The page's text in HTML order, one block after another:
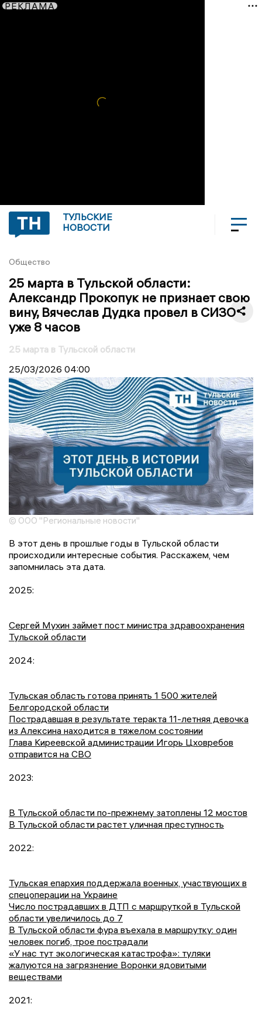
РЕКЛАМА
ТУЛЬСКИЕ
НОВОСТИ
Общество
25 марта в Тульской области:
Александр Прокопук не признает свою
вину, Вячеслав Дудка провел в СИЗО
уже 8 часов
25 марта в Тульской области
25/03/2026 04:00
© ООО "Региональные новости"
В этот день в прошлые годы в Тульской области
происходили интересные события. Расскажем, чем
запомнилась эта дата.
2025:
Сергей Мухин займет пост министра здравоохранения
Тульской области
2024:
Тульская область готова принять 1 500 жителей
Белгородской области
Пострадавшая в результате теракта 11-летняя девочка
из Алексина находится в тяжелом состоянии
Глава Киреевской администрации Игорь Цховребов
отправится на СВО
2023:
В Тульской области по-прежнему затоплены 12 мостов
В Тульской области растет уличная преступность
2022:
Тульская епархия поддержала военных, участвующих в
спецоперации на Украине
Число пострадавших в ДТП с маршруткой в Тульской
области увеличилось до 7
В Тульской области фура въехала в маршрутку: один
человек погиб, трое пострадали
«У нас тут экологическая катастрофа»: туляки
жалуются на загрязнение Воронки ядовитыми
веществами
2021: